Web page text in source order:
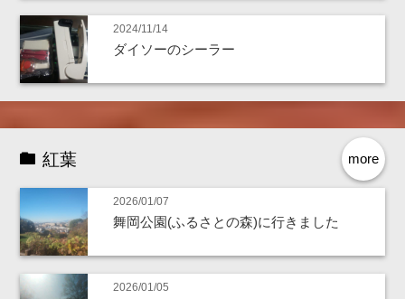
2024/11/14
ダイソーのシーラー
more
紅葉
2026/01/07
舞岡公園(ふるさとの森)に行きました
2026/01/05